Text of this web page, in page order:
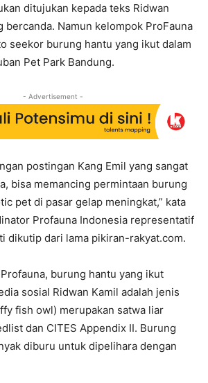
ditujukan kepada teks Ridwan
bercanda. Namun kelompok ProFauna
seekor burung hantu yang ikut dalam
Pet Park Bandung.
- Advertisement -
postingan Kang Emil yang sangat
bisa memancing permintaan burung
pet di pasar gelap meningkat,” kata
Profauna Indonesia representatif
dikutip dari lama pikiran-rakyat.com.
burung hantu yang ikut
sosial Ridwan Kamil adalah jenis
fish owl) merupakan satwa liar
dan CITES Appendix II. Burung
diburu untuk dipelihara dengan